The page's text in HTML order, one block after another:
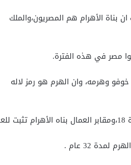
ان بناة الأهرام هم المصريون،والملك
مصر في هذه الفترة.
وهرمه، وان الهرم هو رمز لاله
32 عام .